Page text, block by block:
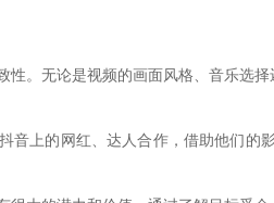
性。无论是视频的画面风格、音乐选
音上的网红、达人合作，借助他们的